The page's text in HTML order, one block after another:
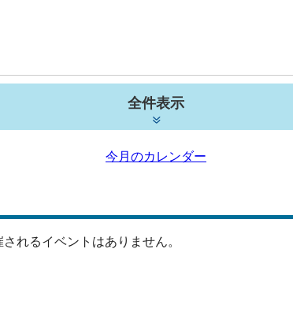
全件表示
今月のカレンダー
れるイベントはありません。